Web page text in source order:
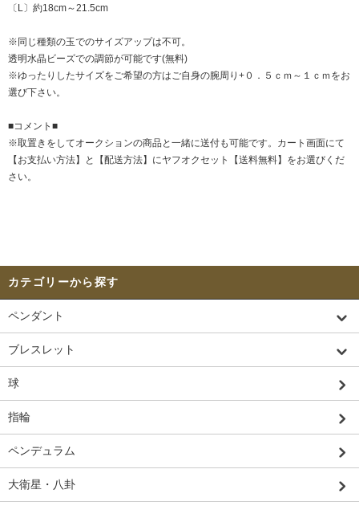
〔L〕約18cm～21.5cm
※同じ種類の玉でのサイズアップは不可。
透明水晶ビーズでの調節が可能です(無料)
※ゆったりしたサイズをご希望の方はご自身の腕周り+０．５ｃｍ～１ｃｍをお
選び下さい。
■コメント■
※取置きをしてオークションの商品と一緒に送付も可能です。カート画面にて
【お支払い方法】と【配送方法】にヤフオクセット【送料無料】をお選びくだ
さい。
カテゴリーから探す
ペンダント
ブレスレット
球
指輪
ペンデュラム
大衛星・八卦